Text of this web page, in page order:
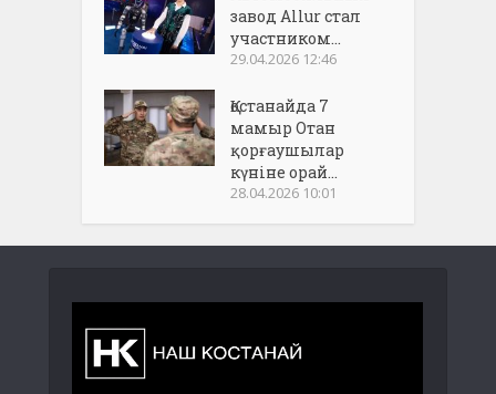
завод Allur стал
участником...
29.04.2026 12:46
Қостанайда 7
мамыр Отан
қорғаушылар
күніне орай...
28.04.2026 10:01